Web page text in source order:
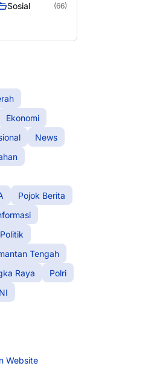
Sosial (66)
Ekonomi
News
Pojok Berita
Tengah
Raya
Polri
Website